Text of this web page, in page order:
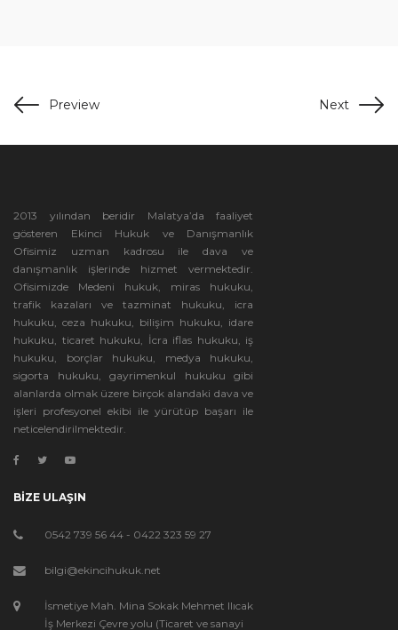
Preview Next
2013 yılından beridir Malatya’da faaliyet
gösteren Ekinci Hukuk ve Danışmanlık
Ofisimiz uzman kadrosu ile dava ve
danışmanlık işlerinde hizmet vermektedir.
Ofisimizde Medeni hukuk, miras hukuku,
trafik kazaları ve tazminat hukuku, icra
hukuku, ceza hukuku, bilişim hukuku, idare
hukuku, ticaret hukuku, İcra iflas hukuku, iş
hukuku, borçlar hukuku, medya hukuku,
sigorta hukuku, gayrimenkul hukuku gibi
alanlarda olmak üzere birçok alandaki dava ve
işleri profesyonel ekibi ile yürütüp başarı ile
neticelendirilmektedir.
BİZE ULAŞIN
0542 739 56 44 - 0422 323 59 27
bilgi@ekincihukuk.net
İsmetiye Mah. Mina Sokak Mehmet Ilıcak
İş Merkezi Çevre yolu (Ticaret ve sanayi